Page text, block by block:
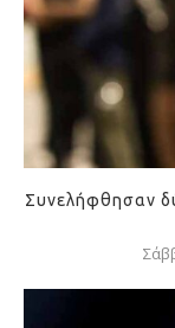
Συνελήφθησαν